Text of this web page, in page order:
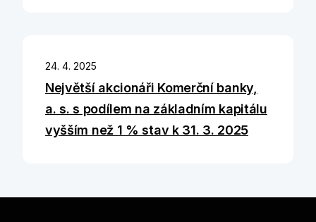
24. 4. 2025
Největší akcionáři Komerční banky,
a. s. s podílem na základním kapitálu
vyšším než 1 % stav k 31. 3. 2025